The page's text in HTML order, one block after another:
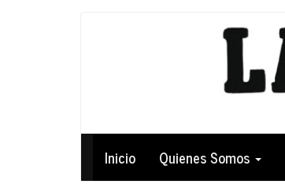
Navegación
principal
Inicio Quienes Somos